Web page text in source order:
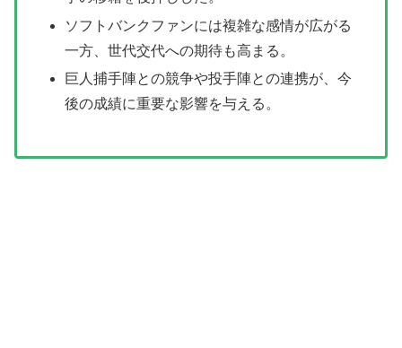
ソフトバンクファンには複雑な感情が広がる
一方、世代交代への期待も高まる。
巨人捕手陣との競争や投手陣との連携が、今
後の成績に重要な影響を与える。